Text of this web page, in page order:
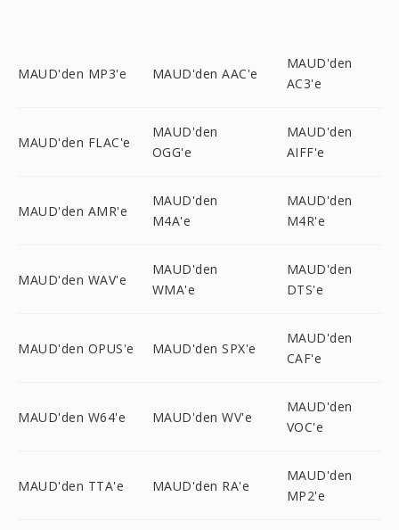
MAUD'den MP3'e MAUD'den AAC'e
MAUD'den
AC3'e
MAUD'den FLAC'e
MAUD'den
OGG'e
MAUD'den
AIFF'e
MAUD'den AMR'e
MAUD'den
M4A'e
MAUD'den
M4R'e
MAUD'den WAV'e
MAUD'den
WMA'e
MAUD'den
DTS'e
MAUD'den OPUS'e MAUD'den SPX'e
MAUD'den
CAF'e
MAUD'den W64'e MAUD'den WV'e
MAUD'den
VOC'e
MAUD'den TTA'e MAUD'den RA'e
MAUD'den
MP2'e